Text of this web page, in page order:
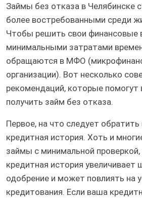
Займы без отказа в Челябинске
более востребованными среди
Чтобы решить свои финансовые
минимальными затратами
обращаются в МФО
организации). Вот несколько
рекомендаций, которые помогут
получить займ без отказа.
Первое, на что следует
кредитная история. Хоть и
займы с минимальной
кредитная история увеличивает
одобрение и может повлиять на
кредитования. Если ваша